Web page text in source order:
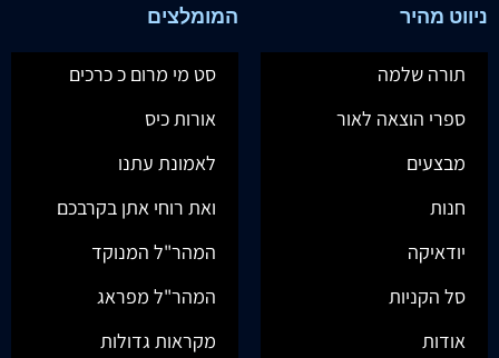
ניווט מהיר
תורה שלמה
ספרי הוצאה לאור
מבצעים
חנות
יודאיקה
סל הקניות
אודות
המומלצים
סט מי מרום כ כרכים
אורות כיס
לאמונת עתנו
ואת רוחי אתן בקרבכם
המהר"ל המנוקד
המהר"ל מפראג
מקראות גדולות